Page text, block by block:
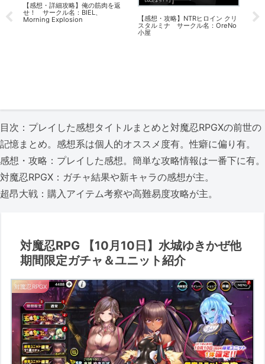
【感想・詳細攻略】俺の筋肉を返
せ！ サークル名：BIEL、
Morning Explosion
【感想・攻略】NTRヒロイン クリ
スタルミナ サークル名：OreNo
小屋
漁
活
目次：プレイした感想タイトルまとめと対魔忍RPGXの前世の
記憶まとめ。感想系は個人的オススメ度有。性癖に偏り有。
感想・攻略：プレイした感想。簡単な攻略情報は一番下に有。
対魔忍RPGX：ガチャ結果や新キャラの感想が主。
超昂大戦：購入アイテム考察や高難易度攻略が主。
対魔忍RPG 【10月10日】水城ゆきかぜ他
期間限定ガチャ＆ユニット紹介
対魔忍RPGX